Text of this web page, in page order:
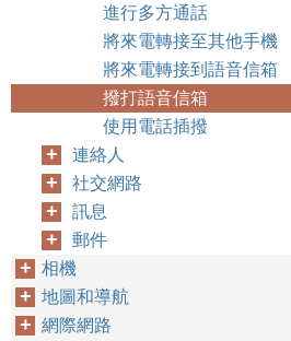
進行多方通話
將來電轉接至其他手機
將來電轉接到語音信箱
撥打語音信箱
使用電話插撥
連絡人
社交網路
訊息
郵件
相機
地圖和導航
網際網路